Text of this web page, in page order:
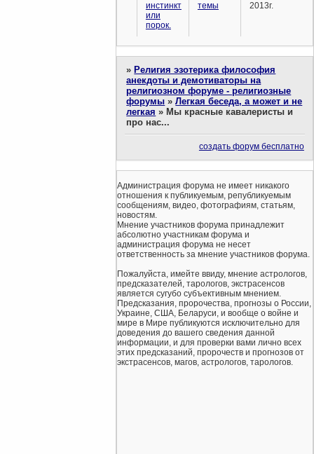
инстинкт
или
порок.
темы
2013г.
» Религия эзотерика философия
анекдоты и демотиваторы на
религиозном форуме - религиозные
форумы »Легкая беседа, а может и не
легкая » Мы красные кавалеристы и
про нас...
создать форум бесплатно
Администрация форума не имеет никакого
отношения к публикуемым, републикуемым
сообщениям, видео, фотографиям, статьям,
новостям.
Мнение участников форума принадлежит
абсолютно участникам форума и
администрация форума не несет
ответственность за мнение участников форума.
Пожалуйста, имейте ввиду, мнение астрологов,
предсказателей, тарологов, экстрасенсов
является сугубо субъективным мнением.
Предсказания, пророчества, прогнозы о России,
Украине, США, Беларуси, и вообще о войне и
мире в Мире публикуются исключительно для
доведения до вашего сведения данной
информации, и для проверки вами лично всех
этих предсказаний, пророчеств и прогнозов от
экстрасенсов, магов, астрологов, тарологов.